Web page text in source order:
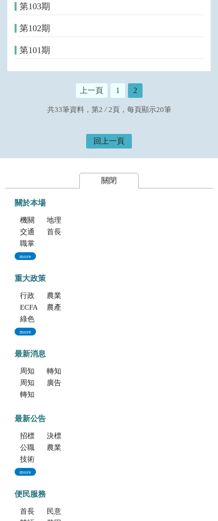
第103期
第102期
第101期
上一頁 1 2
共33筆資料，第2 / 2頁，每頁顯示20筆
回上一頁
關閉
關於本場
機關簡介
地理位置及農業環境
交通指南
首長專區
職掌與組織編制
more
重大政策
行政院重大政策(連結至行政院)
農業部重大政策(連結至農業部)
ECFA專區
農產業保險(連結至農糧署)
綠色環境給付計畫(連結至農糧署)
more
最新消息
周知文化部「2027年文化部百大文化基地徵選獎勵簡章」，歡迎踴躍參加。
轉知考選部「115年建築師、技師、大地工程技師（第二階段考試）、 不動產經紀人、記帳士考試」報名訊息
周知文化部文化資產局訂於115年9月19日至20日辦理「2026年全國古蹟日活動」
廣告文宣「116年度軍公教員工待遇提升方案」政策圖文說明
轉知海洋委員會海洋保育署「2026海洋保育創意短影音競賽」活動資訊
最新公告
招標公告
決標公告
公職人員利益衝突迴避法身份揭露專區
農業新聞
技術移轉公告
more
便民服務
首長信箱
民意信箱